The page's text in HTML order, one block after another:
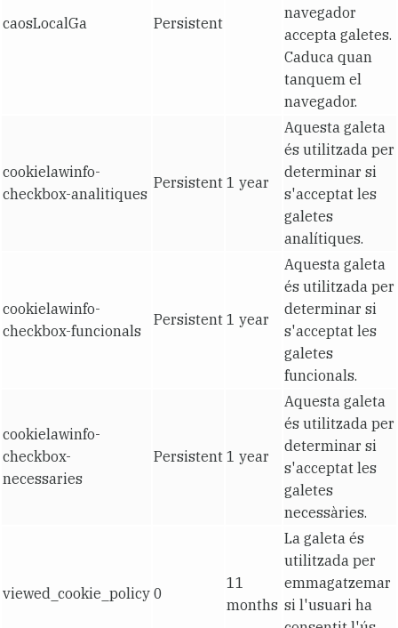
caosLocalGa Persistent
navegador
accepta galetes.
Caduca quan
tanquem el
navegador.
cookielawinfo-
checkbox-analitiques
Persistent 1 year
Aquesta galeta
és utilitzada per
determinar si
s'acceptat les
galetes
analítiques.
cookielawinfo-
checkbox-funcionals
Persistent 1 year
Aquesta galeta
és utilitzada per
determinar si
s'acceptat les
galetes
funcionals.
cookielawinfo-
checkbox-
necessaries
Persistent 1 year
Aquesta galeta
és utilitzada per
determinar si
s'acceptat les
galetes
necessàries.
viewed_cookie_policy 0
11
months
La galeta és
utilitzada per
emmagatzemar
si l'usuari ha